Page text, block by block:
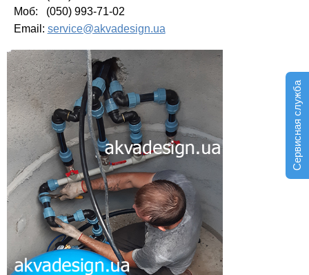
Сервисная служба
Моб: (050) 993-71-02
Email: service@akvadesign.ua